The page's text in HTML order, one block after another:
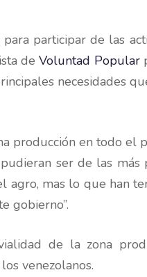
participar de las
deVoluntad Popular
necesidades
producción en todo el
ser de las más
agro, mas lo que han
gobierno”.
de la zona
venezolanos.